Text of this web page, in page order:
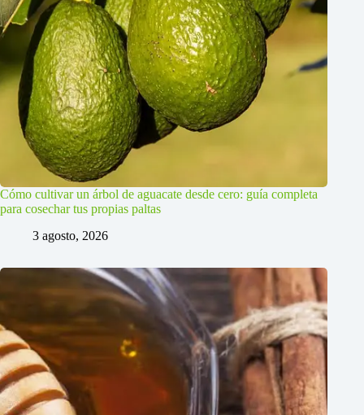
Cómo cultivar un árbol de aguacate desde cero: guía completa
para cosechar tus propias paltas
3 agosto, 2026